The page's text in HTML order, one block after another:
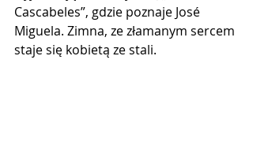
Cascabeles”, gdzie poznaje José
Miguela. Zimna, ze złamanym sercem
staje się kobietą ze stali.